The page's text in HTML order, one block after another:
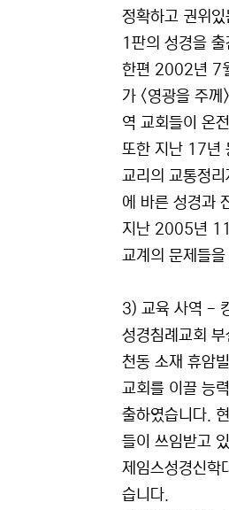
정확하고 권위
1판의 성경을
한편 2002년 7
가 <영광을 주
역 교회들이 온
또한 지난 17년
교리의 교통정
에 바른 성경과
지난 2005년 11
교계의 문제들
3) 교육 사역 -
성경침례교회
천동 소재 휴암
교회를 이끌 능
출하였습니다.
들이 쓰임받고
제임스성경신
습니다.